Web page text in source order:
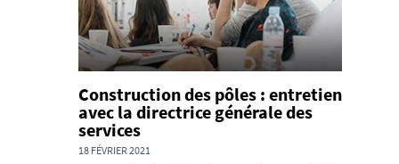
Construction des pôles : entretien
avec la directrice générale des
services
18 FÉVRIER 2021